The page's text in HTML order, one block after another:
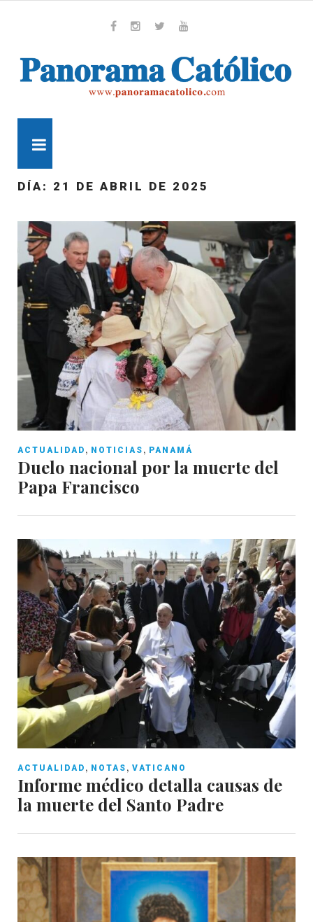
DÍA: 21 DE ABRIL DE 2025
ACTUALIDAD , NOTICIAS , PANAMÁ
Duelo nacional por la muerte del
Papa Francisco
ACTUALIDAD , NOTAS , VATICANO
Informe médico detalla causas de
la muerte del Santo Padre